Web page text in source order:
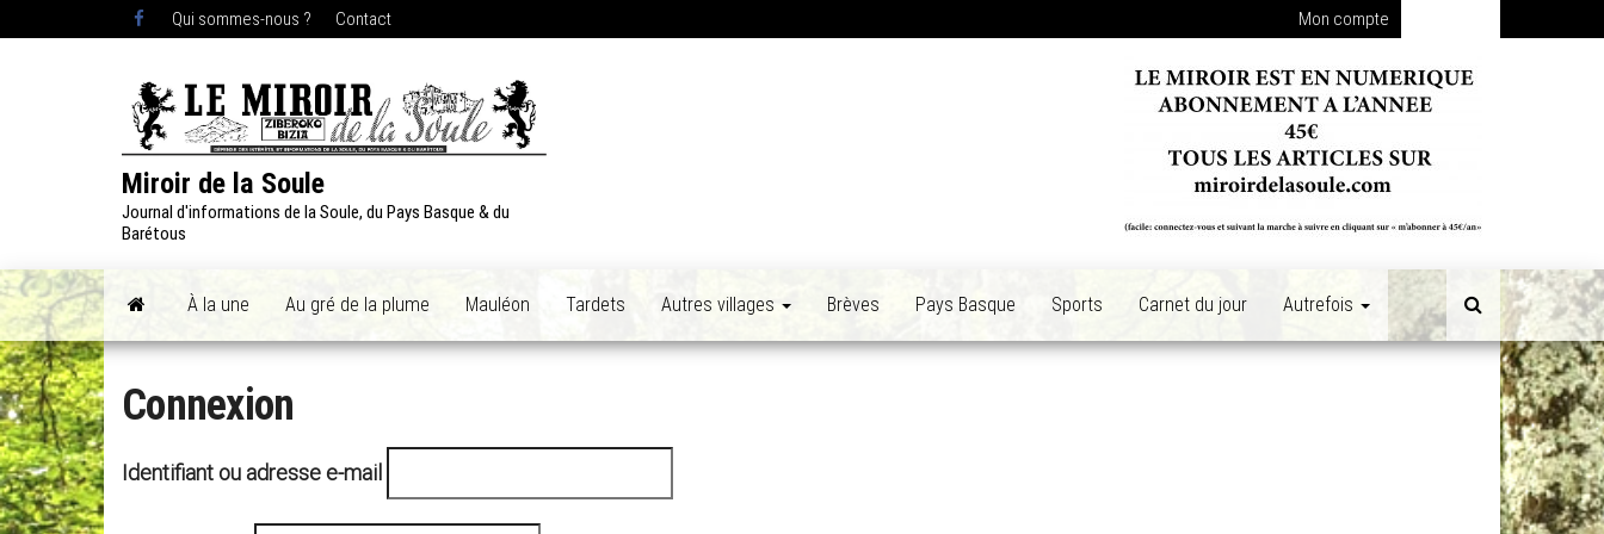
Qui sommes-nous ? Contact Mon compte
Miroir de la Soule
Journal d'informations de la Soule, du Pays Basque & du
Barétous
À la une Au gré de la plume Mauléon Tardets Autres villages Brèves Pays Basque Sports Carnet du jour Autrefois
Connexion
Identifiant ou adresse e-mail